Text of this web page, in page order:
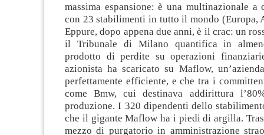
massima espansione: è una multinazionale a
con 23 stabilimenti in tutto il mondo (Europa,
Eppure, dopo appena due anni, è il crac: un
il Tribunale di Milano quantifica in
prodotto di perdite su operazioni
azionista ha scaricato su Maflow,
perfettamente efficiente, e che tra i
come Bmw, cui destinava addirittura
produzione. I 320 dipendenti dello
che il gigante Maflow ha i piedi di argilla.
mezzo di purgatorio in amministrazione